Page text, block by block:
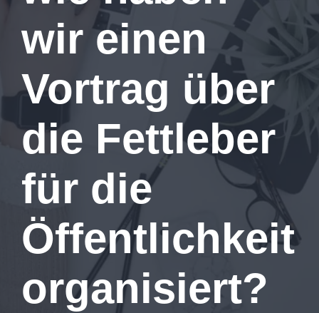
wir einen
Vortrag über
die Fettleber
für die
Öffentlichkeit
organisiert?